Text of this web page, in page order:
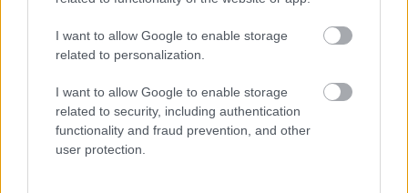
I want to allow Google to enable storage
related to personalization.
I want to allow Google to enable storage
related to security, including authentication
functionality and fraud prevention, and other
user protection.